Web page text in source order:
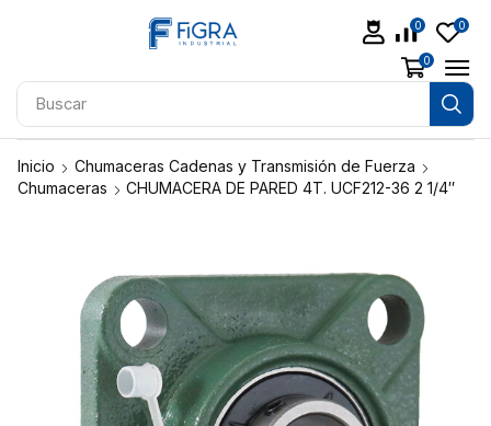
Buscar
0 0
0
Inicio
Chumaceras Cadenas y Transmisión de Fuerza
Chumaceras
CHUMACERA DE PARED 4T. UCF212-36 2 1/4″